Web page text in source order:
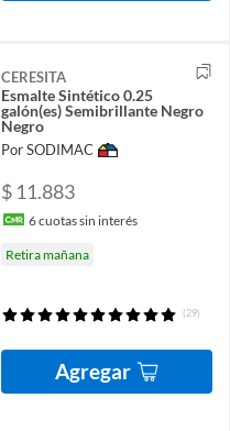
CERESITA
Esmalte Sintético 0.25
galón(es) Semibrillante Negro
Negro
Por SODIMAC
$ 11.883
6cuotas sin interés
Retira mañana
(29)
Agregar